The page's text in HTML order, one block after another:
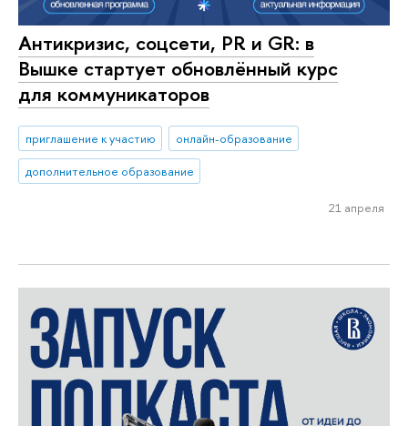
Антикризис, соцсети, PR и GR: в
Вышке стартует обновлённый курс
для коммуникаторов
приглашение к участию
онлайн-образование
дополнительное образование
21 апреля